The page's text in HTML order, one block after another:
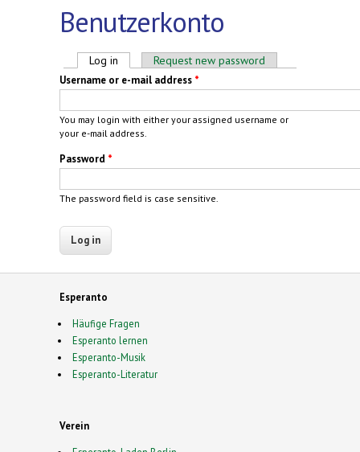
Benutzerkonto
Primary tabs
Log in (active tab)Request new password
Username or e-mail address *
You may login with either your assigned username or
your e-mail address.
Password *
The password field is case sensitive.
Esperanto
Häufige Fragen
Esperanto lernen
Esperanto-Musik
Esperanto-Literatur
Verein